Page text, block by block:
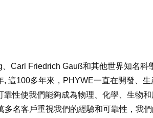
Carl Friedrich Gauß和其他世界知名科
, 這100多年來， PHYWE一直在開發、
性使我們能夠成為物理、化學、生物
多名客戶重視我們的經驗和可靠性，我